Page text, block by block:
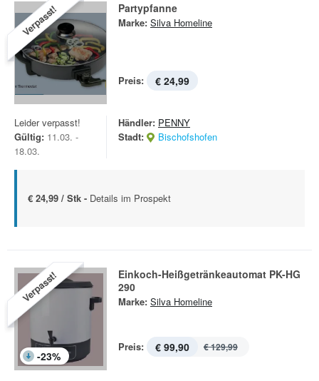
Verpasst! Partypfanne
Marke: Silva Homeline
Preis: € 24,99
Leider verpasst!
Gültig: 11.03. -
18.03.
Händler: PENNY
Stadt:
Bischofshofen
€ 24,99 / Stk - Details im Prospekt
Verpasst!
-23%
Einkoch-Heißgetränkeautomat PK-HG
290
Marke: Silva Homeline
Preis: € 99,90 € 129,99